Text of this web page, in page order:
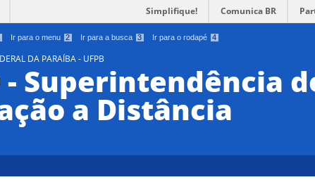
Ir para o menu 2 Ir para a busca 3 Ir para o rodapé 4
Simplifique! Comunica BR
DA PARAÍBA - UFPB
- Superintendência
a Distância